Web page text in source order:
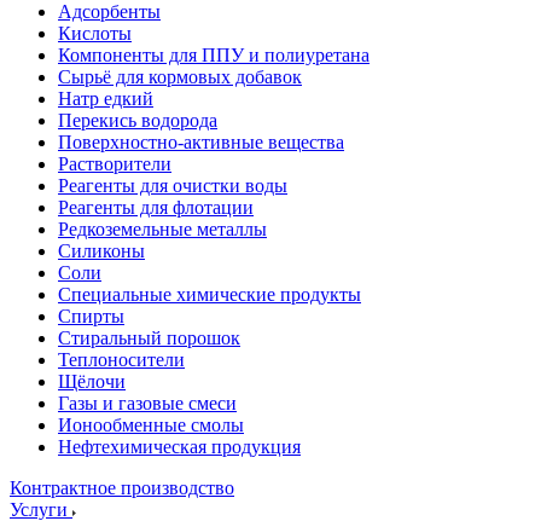
Адсорбенты
Кислоты
Компоненты для ППУ и полиуретана
Сырьё для кормовых добавок
Натр едкий
Перекись водорода
Поверхностно-активные вещества
Растворители
Реагенты для очистки воды
Реагенты для флотации
Редкоземельные металлы
Силиконы
Соли
Специальные химические продукты
Спирты
Стиральный порошок
Теплоносители
Щёлочи
Газы и газовые смеси
Ионообменные смолы
Нефтехимическая продукция
Контрактное производство
Услуги